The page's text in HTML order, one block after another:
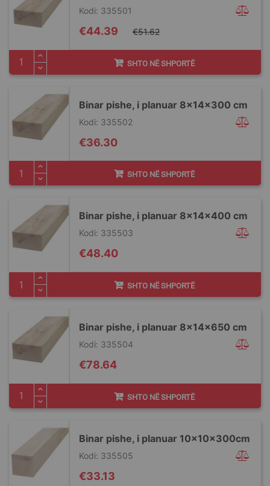
Kodi: 335501
Special
Price
€44.39 €51.62
SHTO NË SHPORTË
Binar pishe, i planuar 8x14x300 cm
Kodi: 335502
€36.30
SHTO NË SHPORTË
Binar pishe, i planuar 8x14x400 cm
Kodi: 335503
€48.40
SHTO NË SHPORTË
Binar pishe, i planuar 8x14x650 cm
Kodi: 335504
€78.64
SHTO NË SHPORTË
Binar pishe, i planuar 10x10x300cm
Kodi: 335505
€33.13